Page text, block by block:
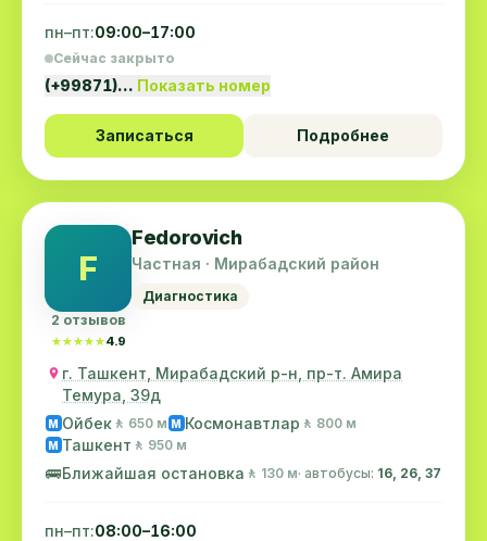
пн–пт:09:00–17:00
Сейчас закрыто
(+99871)… Показать номер
Записаться Подробнее
F
2 отзывов
★★★★★
★★★★★4.9
Fedorovich
Частная · Мирабадский район
Диагностика
г. Ташкент, Мирабадский р-н, пр-т. Амира
Темура, 39д
M Ойбек 🚶 650 м M Космонавтлар 🚶 800 м
M Ташкент 🚶 950 м
🚌Ближайшая остановка 🚶 130 м· автобусы: 16, 26, 37
пн–пт:08:00–16:00